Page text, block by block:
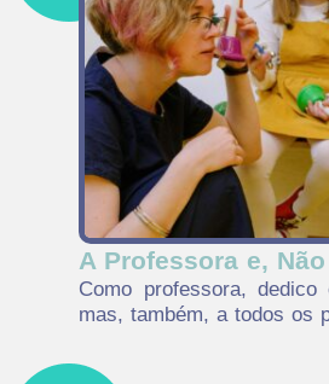
A Professora e,
Como professora,
mas, também, a todos os